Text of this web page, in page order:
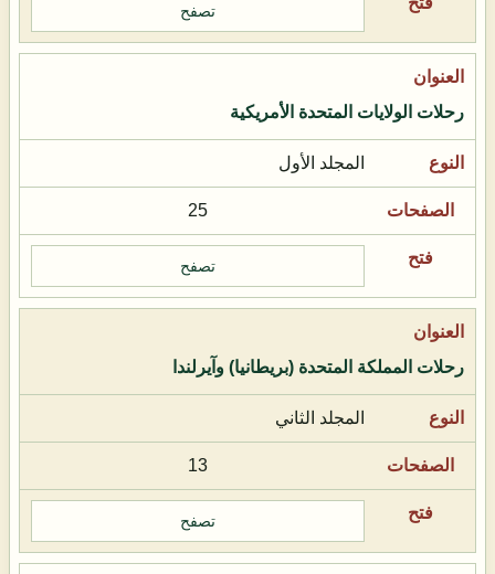
تصفح
رحلات الولايات المتحدة الأمريكية
المجلد الأول
25
تصفح
رحلات المملكة المتحدة (بريطانيا) وآيرلندا
المجلد الثاني
13
تصفح